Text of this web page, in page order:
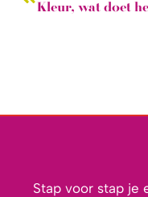
Stap voor stap je